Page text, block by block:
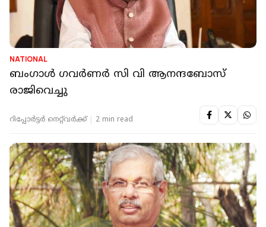
NATIONAL
ബംഗാള്‍ ഗവര്‍ണര്‍ സി വി ആനന്ദബോസ്
രാജിവെച്ചു
റിപ്പോർട്ടർ നെറ്റ്‌വര്‍ക്ക്‌ 2 min read